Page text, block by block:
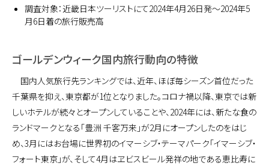
調査対象：近畿日本ツーリストにて2024年4月26日発～2024年5
月6日着の旅行販売高
ゴールデンウィーク国内旅行動向の特徴
国内人気旅行先ランキングでは、近年、ほぼ毎シーズン首位だった
千葉県を抑え、東京都が1位となりました。コロナ禍以降、東京では新
しいホテルが続々とオープンしていることや、2024年には、新たな食の
ランドマークとなる「豊洲 千客万来」が2月にオープンしたのをはじ
め、3月にはお台場に世界初のイマーシブ・テーマパーク「イマーシブ・
フォート東京」が、そして4月はヱビスビール発祥の地である恵比寿に